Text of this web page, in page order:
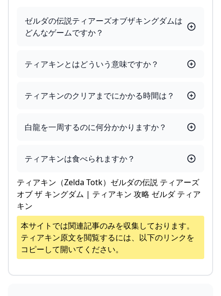
ゼルダの伝説ティアーズオブザキングダムは
どんなゲームですか？
ティアキンとはどういう意味ですか？
ティアキンのクリアまでにかかる時間は？
白龍を一周するのに何分かかりますか？
ティアキンは食べられますか？
ティアキン（Zelda Totk）ゼルダの伝説 ティアーズ
オブ ザ キングダム | ティアキン 攻略 ゼルダ ティア
キン
本サイトでは関連記事のみを収集しております。
ティアキン原文を閲覧するには、以下のリンクを
コピーして開いてください。